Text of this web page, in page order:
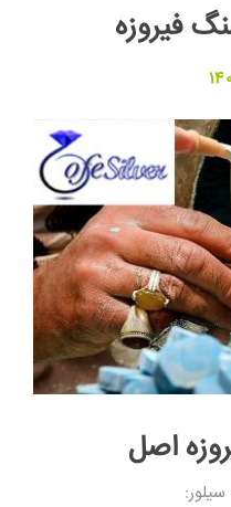
فیروزه
اصل
سیلور: